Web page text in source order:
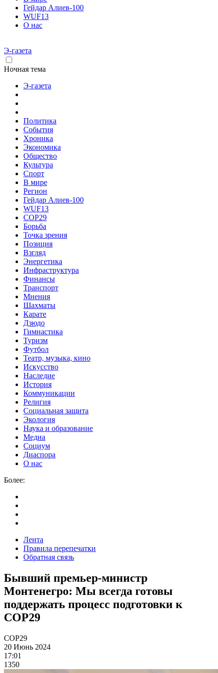
Гейдар Алиев-100
WUF13
О нас
Э-газета
Ночная тема
Э-газета
Политика
События
Хроника
Экономика
Общество
Культура
Спорт
В мире
Регион
Гейдар Алиев-100
WUF13
COP29
Борьба
Точка зрения
Позиция
Взгляд
Энергетика
Инфраструктура
Финансы
Транспорт
Мнения
Шахматы
Карате
Дзюдо
Гимнастика
Туризм
Футбол
Театр, музыка, кино
Искусство
Наследие
История
Коммуникации
Религия
Социальная защита
Экология
Наука и образование
Медиа
Социум
Диаспора
О нас
Более:
Лента
Правила перепечатки
Обратная связь
Бывший премьер-министр
Монтенегро: Мы всегда готовы
поддержать процесс подготовки к
COP29
COP29
20 Июнь 2024
17:01
1350